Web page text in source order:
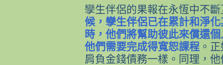
孿生伴侶的果報在永恆中不
候，孿生伴侶已在累計和淨
時，他們將幫助彼此來償還
他們需要完成得寬恕課程 。
肩負金錢債務一樣。同理，